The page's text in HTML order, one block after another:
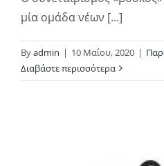
μία ομάδα νέων [...]
Byadmin | 10 Μαΐου, 2020 |
Διαβάστε περισσότερα